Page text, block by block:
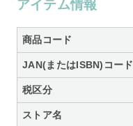
アイテム情報
商品コード
JAN(またはISBN)コード
税区分
ストア名